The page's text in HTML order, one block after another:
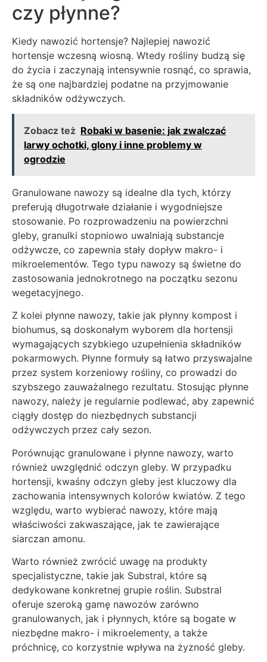
czy płynne?
Kiedy nawozić hortensje? Najlepiej nawozić
hortensje wczesną wiosną. Wtedy rośliny budzą się
do życia i zaczynają intensywnie rosnąć, co sprawia,
że są one najbardziej podatne na przyjmowanie
składników odżywczych.
Zobacz też Robaki w basenie: jak zwalczać
larwy ochotki, glony i inne problemy w
ogrodzie
Granulowane nawozy są idealne dla tych, którzy
preferują długotrwałe działanie i wygodniejsze
stosowanie. Po rozprowadzeniu na powierzchni
gleby, granulki stopniowo uwalniają substancje
odżywcze, co zapewnia stały dopływ makro- i
mikroelementów. Tego typu nawozy są świetne do
zastosowania jednokrotnego na początku sezonu
wegetacyjnego.
Z kolei płynne nawozy, takie jak płynny kompost i
biohumus, są doskonałym wyborem dla hortensji
wymagających szybkiego uzupełnienia składników
pokarmowych. Płynne formuły są łatwo przyswajalne
przez system korzeniowy rośliny, co prowadzi do
szybszego zauważalnego rezultatu. Stosując płynne
nawozy, należy je regularnie podlewać, aby zapewnić
ciągły dostęp do niezbędnych substancji
odżywczych przez cały sezon.
Porównując granulowane i płynne nawozy, warto
również uwzględnić odczyn gleby. W przypadku
hortensji, kwaśny odczyn gleby jest kluczowy dla
zachowania intensywnych kolorów kwiatów. Z tego
względu, warto wybierać nawozy, które mają
właściwości zakwaszające, jak te zawierające
siarczan amonu.
Warto również zwrócić uwagę na produkty
specjalistyczne, takie jak Substral, które są
dedykowane konkretnej grupie roślin. Substral
oferuje szeroką gamę nawozów zarówno
granulowanych, jak i płynnych, które są bogate w
niezbędne makro- i mikroelementy, a także
próchnicę, co korzystnie wpływa na żyzność gleby.